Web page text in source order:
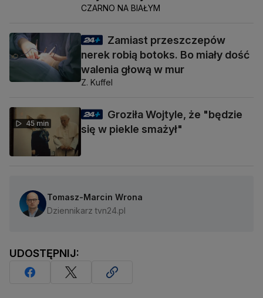
CZARNO NA BIAŁYM
Zamiast przeszczepów
nerek robią botoks. Bo miały dość
walenia głową w mur
Z. Kuffel
45 min
Groziła Wojtyle, że "będzie
się w piekle smażył"
Tomasz-Marcin Wrona
Dziennikarz tvn24.pl
UDOSTĘPNIJ: